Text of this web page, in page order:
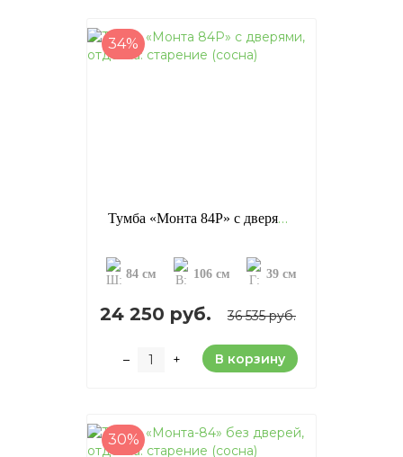
34%
Тумба «Монта 84P» с дверями, отделка: старение (сосна)
84 см 106 см 39 см
24 250 руб. 36 535 руб.
– + В корзину
30%